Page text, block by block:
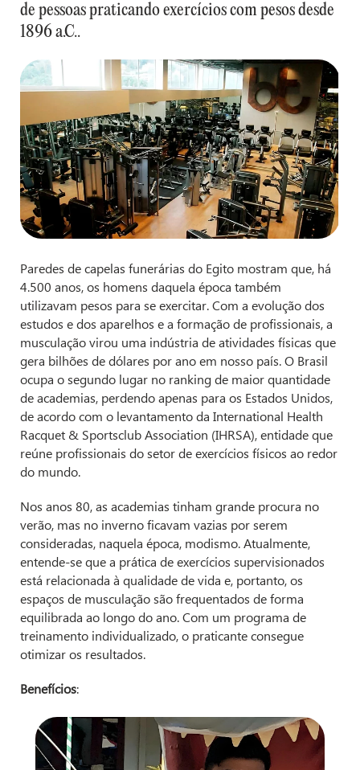
de pessoas praticando exercícios com pesos desde
1896 a.C..
Paredes de capelas funerárias do Egito mostram que, há
4.500 anos, os homens daquela época também
utilizavam pesos para se exercitar. Com a evolução dos
estudos e dos aparelhos e a formação de profissionais, a
musculação virou uma indústria de atividades físicas que
gera bilhões de dólares por ano em nosso país. O Brasil
ocupa o segundo lugar no ranking de maior quantidade
de academias, perdendo apenas para os Estados Unidos,
de acordo com o levantamento da International Health
Racquet & Sportsclub Association (IHRSA), entidade que
reúne profissionais do setor de exercícios físicos ao redor
do mundo.
Nos anos 80, as academias tinham grande procura no
verão, mas no inverno ficavam vazias por serem
consideradas, naquela época, modismo. Atualmente,
entende-se que a prática de exercícios supervisionados
está relacionada à qualidade de vida e, portanto, os
espaços de musculação são frequentados de forma
equilibrada ao longo do ano. Com um programa de
treinamento individualizado, o praticante consegue
otimizar os resultados.
Benefícios: